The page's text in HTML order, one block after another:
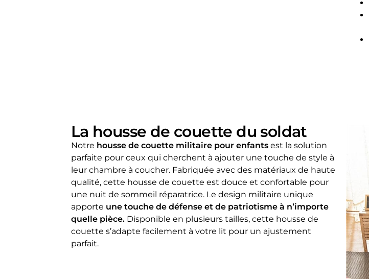
La housse de couette du soldat
Notre housse de couette militaire pour enfantsest la solution
parfaite pour ceux qui cherchent à ajouter une touche de style à
leur chambre à coucher. Fabriquée avec des matériaux de haute
qualité, cette housse de couette est douce et confortable pour
une nuit de sommeil réparatrice. Le design militaire unique
apporte une touche de défense et de patriotisme à n’importe
quelle pièce.Disponible en plusieurs tailles, cette housse de
couette s’adapte facilement à votre lit pour un ajustement
parfait.